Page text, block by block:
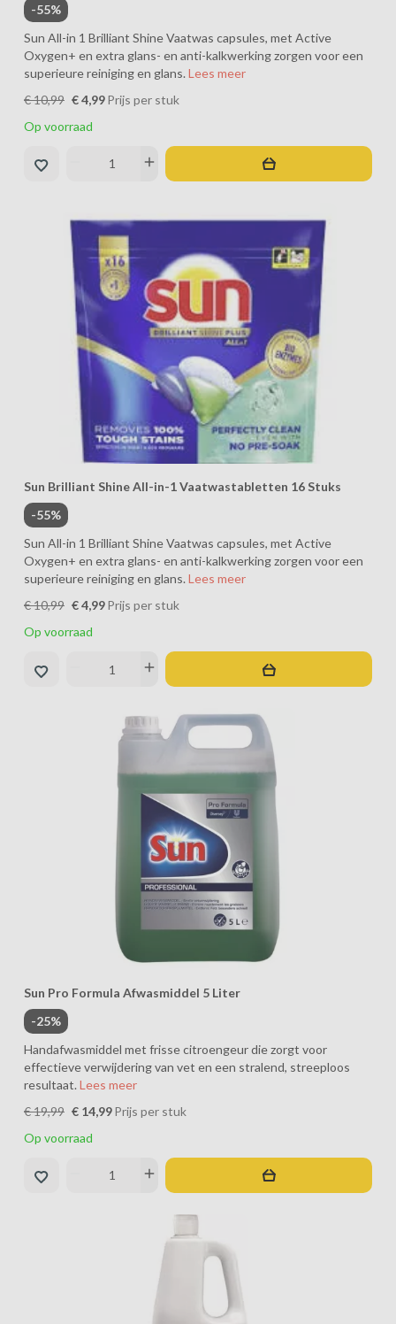
-55%
Sun All-in 1 Brilliant Shine Vaatwas capsules, met Active
Oxygen+ en extra glans- en anti-kalkwerking zorgen voor een
superieure reiniging en glans. Lees meer
€ 10,99 € 4,99Prijs per stuk
Op voorraad
add
Sun Brilliant Shine All-in-1 Vaatwastabletten 16 Stuks
-55%
Sun All-in 1 Brilliant Shine Vaatwas capsules, met Active
Oxygen+ en extra glans- en anti-kalkwerking zorgen voor een
superieure reiniging en glans. Lees meer
€ 10,99 € 4,99Prijs per stuk
Op voorraad
add
Sun Pro Formula Afwasmiddel 5 Liter
-25%
Handafwasmiddel met frisse citroengeur die zorgt voor
effectieve verwijdering van vet en een stralend, streeploos
resultaat. Lees meer
€ 19,99 € 14,99Prijs per stuk
Op voorraad
add